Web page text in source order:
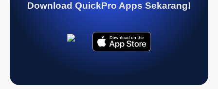
Download QuickPro Apps Sekarang!